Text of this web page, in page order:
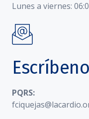
Lunes a viernes:
PQRS: